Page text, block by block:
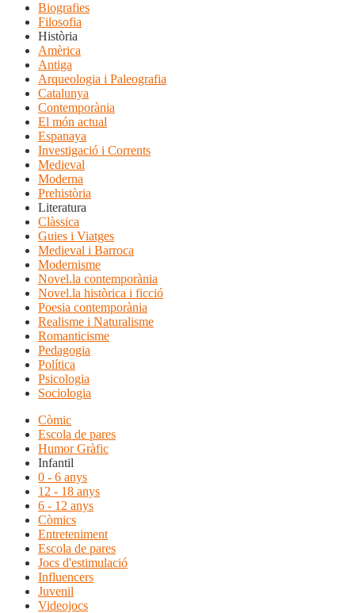
Biografies
Filosofia
Història
Amèrica
Antiga
Arqueologia i Paleografia
Catalunya
Contemporània
El món actual
Espanaya
Investigació i Corrents
Medieval
Moderna
Prehistòria
Literatura
Clàssica
Guies i Viatges
Medieval i Barroca
Modernisme
Novel.la contemporània
Novel.la històrica i ficció
Poesia contemporània
Realisme i Naturalisme
Romanticisme
Pedagogia
Política
Psicologia
Sociologia
Còmic
Escola de pares
Humor Gràfic
Infantil
0 - 6 anys
12 - 18 anys
6 - 12 anys
Còmics
Entreteniment
Escola de pares
Jocs d'estimulació
Influencers
Juvenil
Videojocs